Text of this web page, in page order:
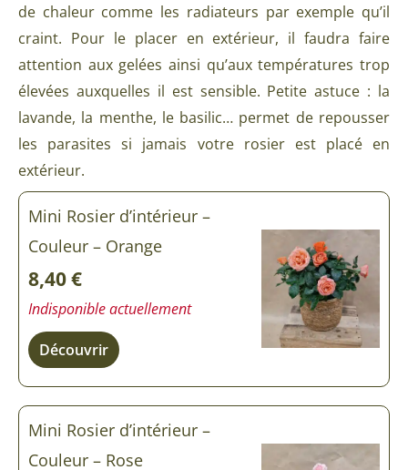
de chaleur comme les radiateurs par exemple qu’il
craint. Pour le placer en extérieur, il faudra faire
attention aux gelées ainsi qu’aux températures trop
élevées auxquelles il est sensible. Petite astuce : la
lavande, la menthe, le basilic… permet de repousser
les parasites si jamais votre rosier est placé en
extérieur.
Mini Rosier d’intérieur –
Couleur – Orange
8,40€
Indisponible actuellement
Découvrir
Mini Rosier d’intérieur –
Couleur – Rose
de
Rosier
d'intérieur